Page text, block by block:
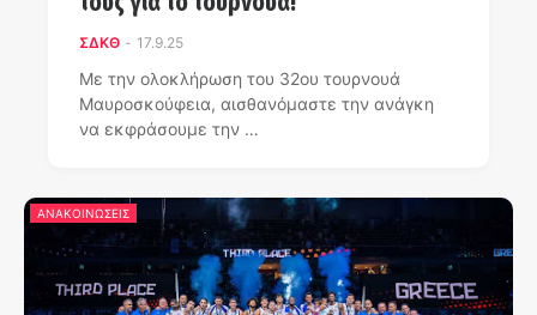
ΣΔΚΘ - 17.9.25
Με την ολοκλήρωση του 32ου τουρνουά
Μαυροσκούφεια, αισθανόμαστε την ανάγκη
να εκφράσουμε την …
ΑΝΑΚΟΙΝΩΣΕΙΣ